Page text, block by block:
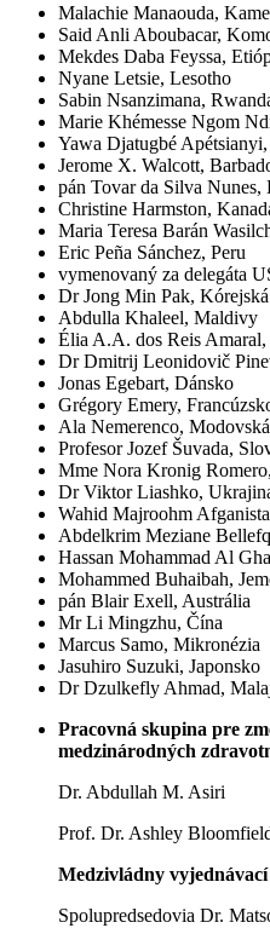
Malachie Manaouda,
Said Anli Aboubacar,
Mekdes Daba Feyssa,
Nyane Letsie, Lesotho
Sabin Nsanzimana,
Marie Khémesse Ngom
Yawa Djatugbé
Jerome X. Walcott,
pán Tovar da Silva Nunes,
Christine Harmston,
Maria Teresa Barán
Eric Peña Sánchez, Peru
vymenovaný za delegáta
Dr Jong Min Pak,
Abdulla Khaleel, Maldivy
Élia A.A. dos Reis
Dr Dmitrij Leonidovič
Jonas Egebart, Dánsko
Grégory Emery,
Ala Nemerenco,
Profesor Jozef Šuvada,
Mme Nora Kronig
Dr Viktor Liashko,
Wahid Majroohm
Abdelkrim Meziane
Hassan Mohammad Al
Mohammed Buhaibah,
pán Blair Exell, Austrália
Mr Li Mingzhu, Čína
Marcus Samo, Mikronézia
Jasuhiro Suzuki, Japonsko
Dr Dzulkefly Ahmad,
Pracovná skupina pre
medzinárodných
Dr. Abdullah M. Asiri
Prof. Dr. Ashley
Medzivládny
Spolupredsedovia Dr.